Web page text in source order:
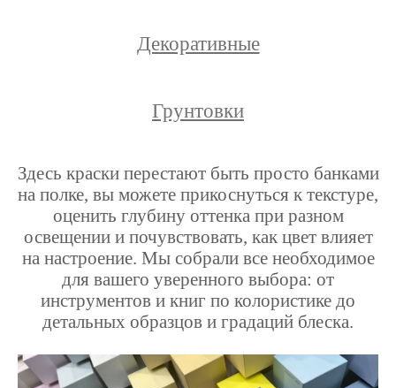
Декоративные
Грунтовки
Здесь краски перестают быть просто банками
на полке, вы можете прикоснуться к текстуре,
оценить глубину оттенка при разном
освещении и почувствовать, как цвет влияет
на настроение. Мы собрали все необходимое
для вашего уверенного выбора: от
инструментов и книг по колористике до
детальных образцов и градаций блеска.